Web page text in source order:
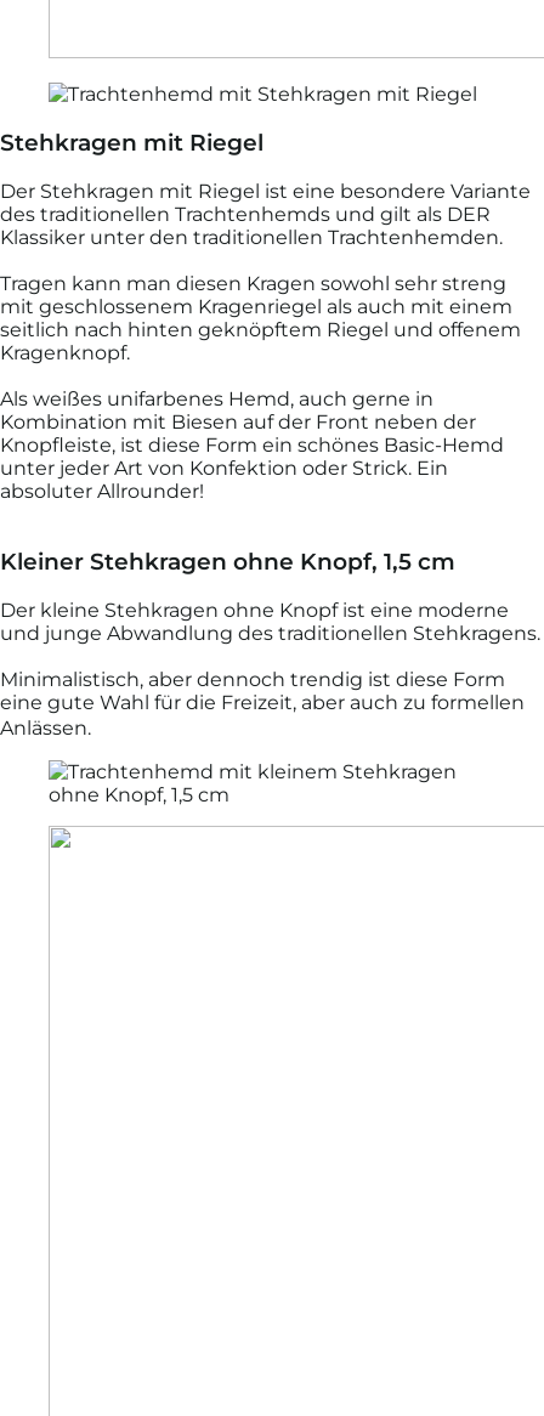
Stehkragen mit Riegel
Der Stehkragen mit Riegel ist eine besondere Variante
des traditionellen Trachtenhemds und gilt als DER
Klassiker unter den traditionellen Trachtenhemden.
Tragen kann man diesen Kragen sowohl sehr streng
mit geschlossenem Kragenriegel als auch mit einem
seitlich nach hinten geknöpftem Riegel und offenem
Kragenknopf.
Als weißes unifarbenes Hemd, auch gerne in
Kombination mit Biesen auf der Front neben der
Knopfleiste, ist diese Form ein schönes Basic-Hemd
unter jeder Art von Konfektion oder Strick. Ein
absoluter Allrounder!
Kleiner Stehkragen ohne Knopf, 1,5 cm
Der kleine Stehkragen ohne Knopf ist eine moderne
und junge Abwandlung des traditionellen Stehkragens.
Minimalistisch, aber dennoch trendig ist diese Form
eine gute Wahl für die Freizeit, aber auch zu formellen
Anlässen.